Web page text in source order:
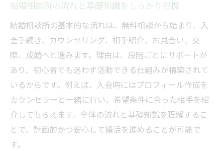
初心者も安心できる結婚相談所の対応力と
は
結婚相談所ごとのサポート体制を詳しく解
説
婚活初心者が注目すべき結婚相談所の支援
策
結婚相談所で受けられるサポートの違いと
は
カウンセラーと共に歩む結婚相談所の魅力発見
結婚相談所の流れと基礎知識をしっかり把握
結婚相談所の基本的な流れは、無料相談から始まり、入
会手続き、カウンセリング、相手紹介、お見合い、交
際、成婚へと進みます。理由は、段階ごとにサポートが
あり、初心者でも迷わず活動できる仕組みが構築されて
いるからです。例えば、入会時にはプロフィール作成を
カウンセラーと一緒に行い、希望条件に合った相手を紹
介してもらえます。全体の流れと基礎知識を理解するこ
とで、計画的かつ安心して婚活を進めることが可能で
す。